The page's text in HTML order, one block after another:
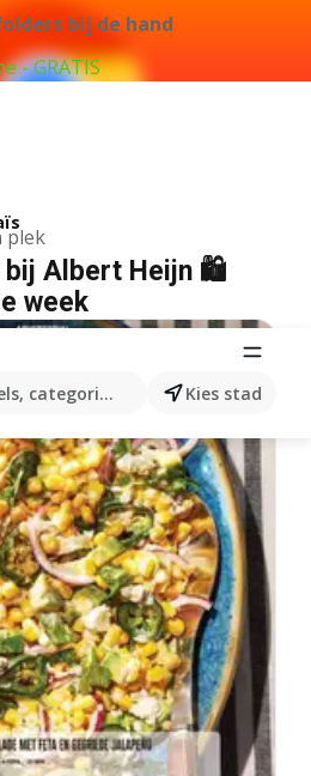
bij de hand
- GRATIS
plek
categorieën, producten...
Kies stad
bij Albert Heijn 🛍️
week